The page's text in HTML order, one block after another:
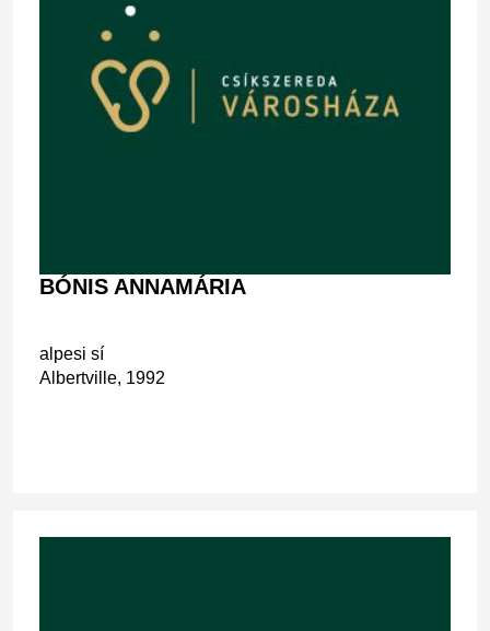
BÓNIS ANNAMÁRIA
alpesi sí
Albertville, 1992